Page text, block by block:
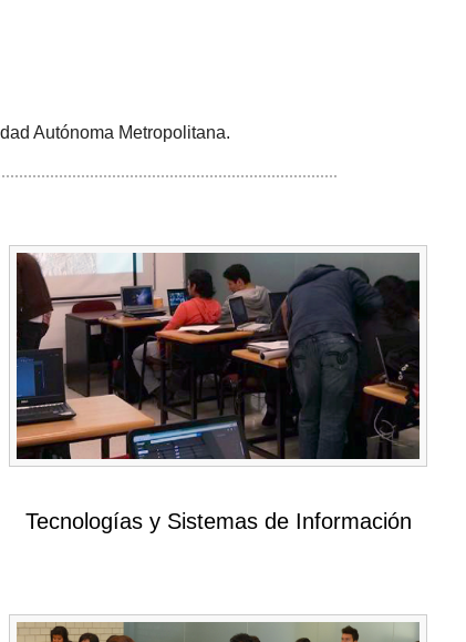
Autónoma Metropolitana.
Tecnologías y Sistemas de Información